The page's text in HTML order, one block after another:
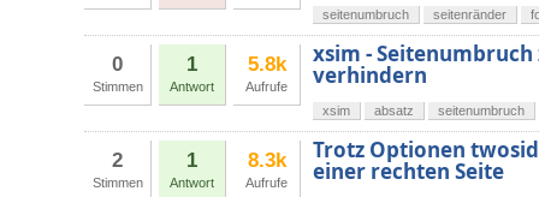
seitenumbruch seitenränder
0
Stimmen
1
Antwort
5.8k
Aufrufe
xsim -
verhindern
xsim absatz seitenumbruch
2
Stimmen
1
Antwort
8.3k
Aufrufe
Trotz Optionen
einer rechten Seite